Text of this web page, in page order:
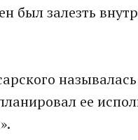
был залезть
ее